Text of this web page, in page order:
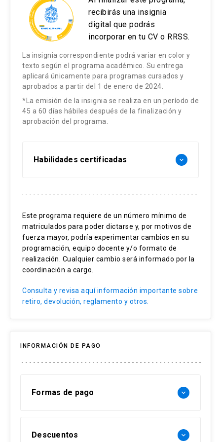
Sciences, Duke University. USA. Master of
Business Administration (MBA). Pontificia
Universidad Católica de Chile. Diplomado en
Educación Médica UC.Profesor Titular, División
de Anestesiología, Facultad de Medicina UC.
Juan Carlos de la Cuadra Fontaine
Médico Cirujano Pontificia Universidad Católica
de Chile, Anestesiólogo UC. Diplomado en
División de Anestesiología, Facultad de
Psicóloga de la Salud, Pontificia Universidad
Católica de Chile. Centro Interdisciplinario de
Manejo del Dolor, Red de Salud UC-Christus.
recibirás una insignia
digital que podrás
incorporar en tu CV o RRSS.
La insignia correspondiente podrá variar en color y
texto según el programa académico. Su entrega
aplicará únicamente para programas cursados y
aprobados a partir del 1 de enero de 2024.
*La emisión de la insignia se realiza en un período de
45 a 60 días hábiles después de la finalización y
aprobación del programa.
Habilidades certificadas keyboard_arrow_down
Diagnóstico del dolor
Manejo intervencional
Selección terapéutica
Evaluación clínica
Seguridad del paciente
Este programa requiere de un número mínimo de
matriculados para poder dictarse y, por motivos de
fuerza mayor, podría experimentar cambios en su
programación, equipo docente y/o formato de
realización. Cualquier cambio será informado por la
coordinación a cargo.
Consulta y revisa aquí información importante sobre
retiro, devolución, reglamento y otros.
INFORMACIÓN DE PAGO
Formas de pago keyboard_arrow_down
Descuentos keyboard_arrow_down